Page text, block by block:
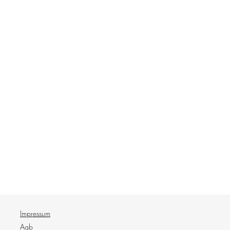
Impressum
Agb